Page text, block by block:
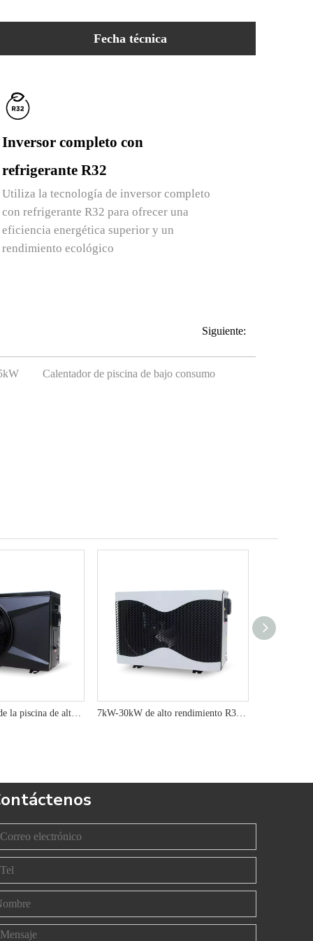
Fecha técnica
Inversor completo con
refrigerante R32
Utiliza la tecnología de inversor completo
con refrigerante R32 para ofrecer una
eficiencia energética superior y un
rendimiento ecológico
Siguiente:
Calentador de piscina de bajo consumo
Bomba de calor de la piscina de alto rendimiento de 7kW/10kW/13kW R32 con eficiencia energética avanzada y beneficios ambientales 7kW-30kW de alto rendimiento R32 Inverter Pool Bomba de calor Agua de agua para calentamiento rentable